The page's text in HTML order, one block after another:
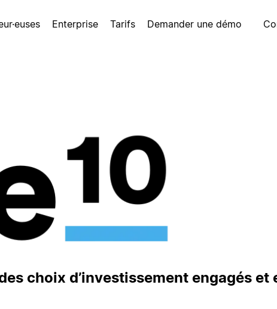
Enterprise Tarifs Demander une démo
choix d’investissement engagés et